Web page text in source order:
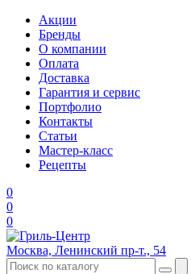
Акции
Бренды
О компании
Оплата
Доставка
Гарантия и сервис
Портфолио
Контакты
Статьи
Мастер-класс
Рецепты
0
0
0
Москва, Ленинский пр-т., 54